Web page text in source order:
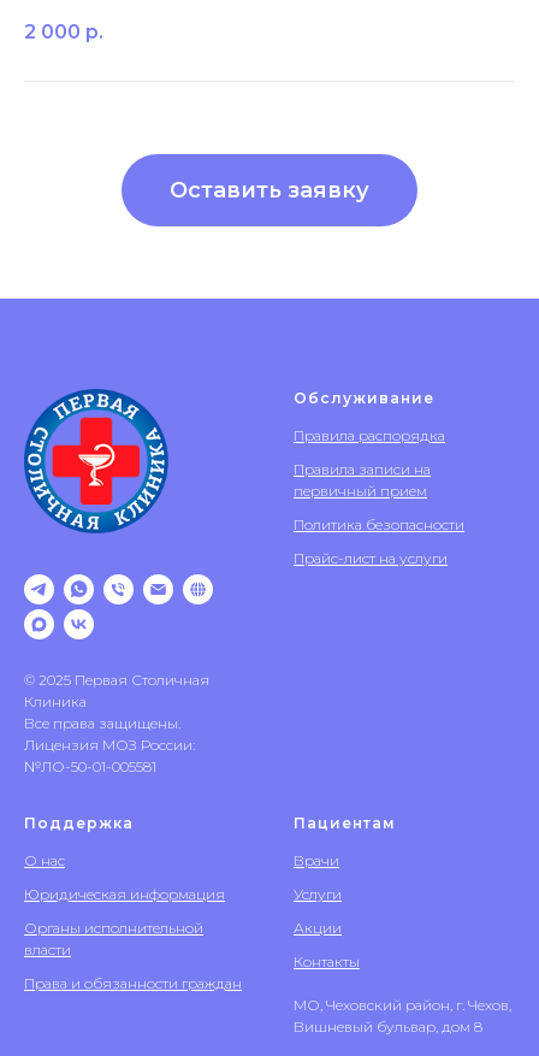
2 000 р.
Оставить заявку
© 2025 Первая Столичная
Клиника
Все права защищены.
Лицензия МОЗ России:
№ЛО-50-01-005581
Обслуживание
Правила распорядка
Правила записи на
первичный прием
Политика безопасности
Прайс-лист на услуги
Поддержка
О нас
Юридическая информация
Органы исполнительной
власти
Права и обязанности граждан
Пациентам
Врачи
Услуги
Акции
Контакты
МО, Чеховский район, г. Чехов,
Вишневый бульвар, дом 8